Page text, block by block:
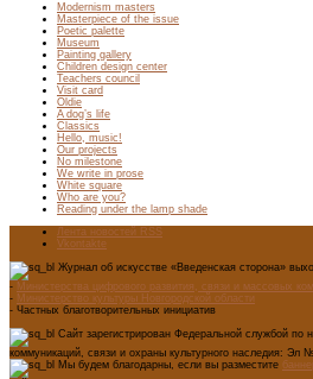
Modernism masters
Masterpiece of the issue
Poetic palette
Museum
Painting gallery
Children design center
Teachers council
Visit card
Oldie
A dog’s life
Classics
Hello, music!
Our projects
No milestone
We write in prose
White square
Who are you?
Reading under the lamp shade
Лента новостей RSS
Vkontakte
Журнал об искусстве «Введенская сторона»
- Министерства цифрового развития, связи и массовых
- Министерство культуры Новгородской области
- Частных благотворительных инициатив
Сайт зарегистрирован Федеральной службой по
коммуникаций, связи и охраны культурного наследия: Эл
Мы будем благодарны, если вы разместите